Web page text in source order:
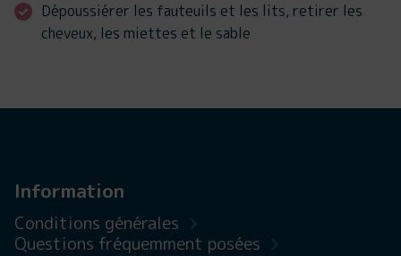
Dépoussiérer les fauteuils et les lits, retirer les
cheveux, les miettes et le sable
Information
Conditions générales
Questions fréquemment posées